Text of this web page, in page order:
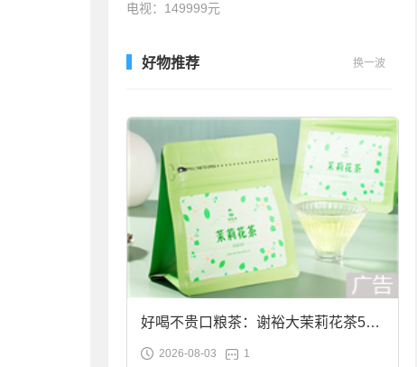
电视：149999元
好物推荐 换一波
好喝不贵口粮茶：谢裕大茉莉花茶50g
袋装9.9元到手
2026-08-03 1